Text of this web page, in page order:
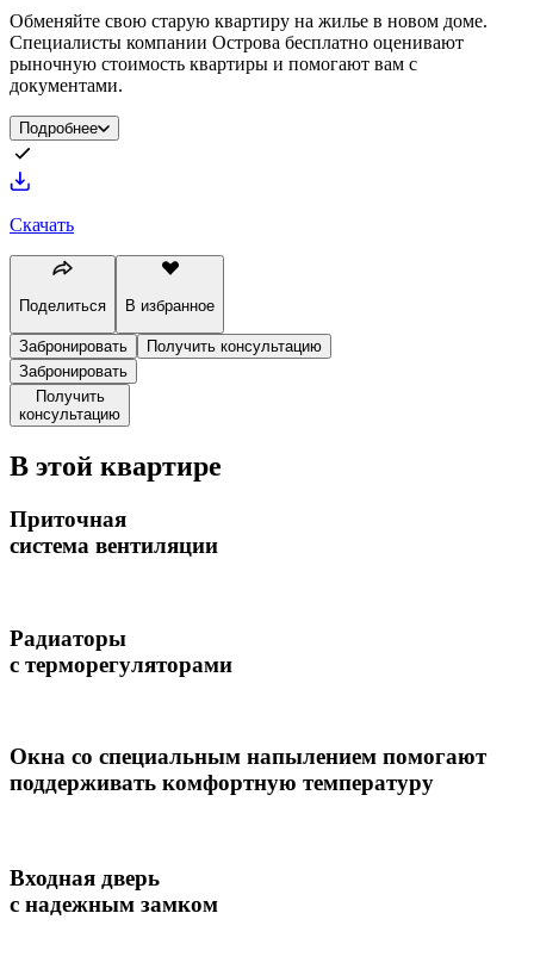
Обменяйте свою старую квартиру на жилье в новом доме.
Специалисты компании Острова бесплатно оценивают
рыночную стоимость квартиры и помогают вам с
документами.
Подробнее
Скачать
Поделиться В избранное
Забронировать
Получить консультацию
Забронировать
Получить
консультацию
В этой квартире
Приточная
система вентиляции
Радиаторы
с терморегуляторами
Окна со специальным напылением помогают
поддерживать комфортную температуру
Входная дверь
с надежным замком